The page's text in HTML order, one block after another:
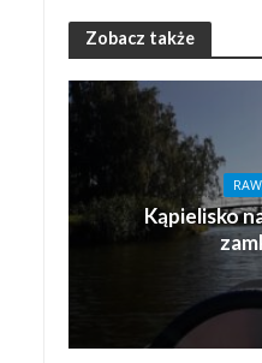
Zobacz także
Kąpielisko